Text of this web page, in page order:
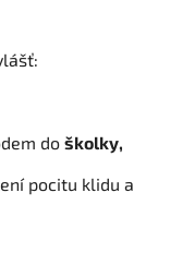
do školky,
pocitu klidu a